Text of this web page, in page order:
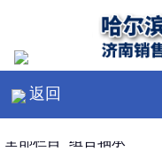
返回
全部栏目 组合轴承